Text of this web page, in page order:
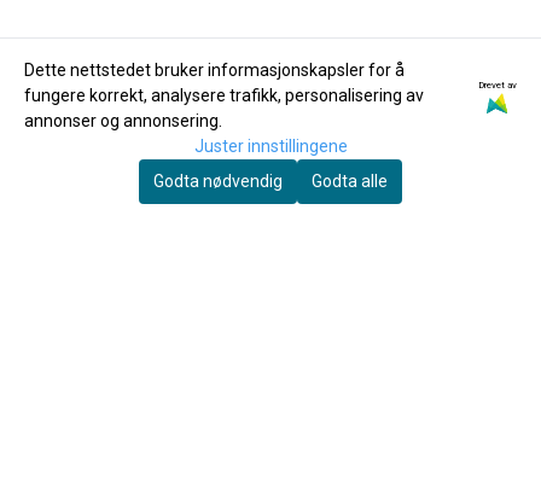
Dan Moi
Overtonefløyte av
bambus OFB-G2
bambus OFB-1D3
495,-
Dette nettstedet bruker informasjonskapsler for å
fungere korrekt, analysere trafikk, personalisering av
annonser og annonsering.
Drevet av
Juster innstillingene
Godta nødvendig
Godta alle